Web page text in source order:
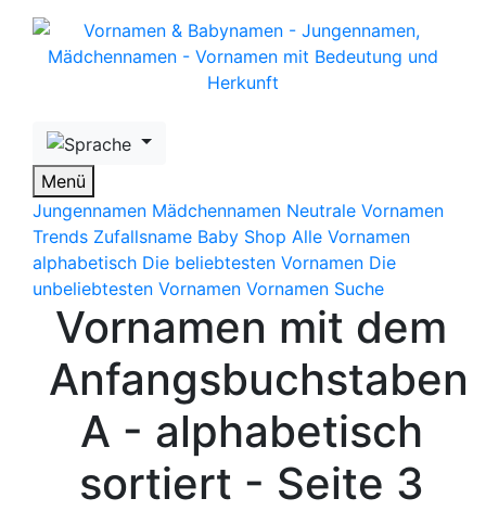
Skip to main content
Menü
Jungennamen Mädchennamen Neutrale Vornamen
Trends Zufallsname Baby Shop Alle Vornamen
alphabetisch Die beliebtesten Vornamen Die
unbeliebtesten Vornamen Vornamen Suche
Vornamen mit dem
Anfangsbuchstaben
A - alphabetisch
sortiert - Seite 3